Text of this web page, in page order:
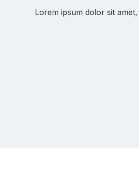
Lorem ipsum dolor sit